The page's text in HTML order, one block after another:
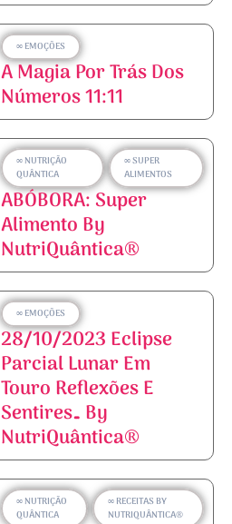
∞ EMOÇÕES
A Magia Por Trás Dos
Números 11:11
∞ NUTRIÇÃO
QUÂNTICA
∞ SUPER
ALIMENTOS
ABÓBORA: Super
Alimento By
NutriQuântica®
∞ EMOÇÕES
28/10/2023 Eclipse
Parcial Lunar Em
Touro Reflexões E
Sentires… By
NutriQuântica®
∞ NUTRIÇÃO
QUÂNTICA
∞ RECEITAS BY
NUTRIQUÂNTICA®